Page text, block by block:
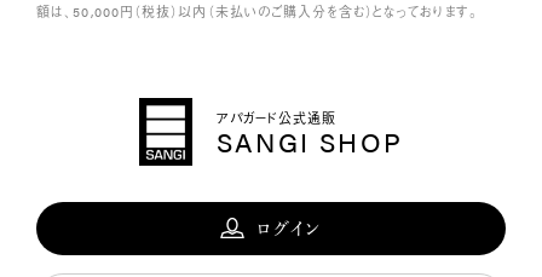
額は、50,000円（税抜）以内（未払いのご購入分を含む）となっております。
アパガード公式通販
SANGI SHOP
ログイン